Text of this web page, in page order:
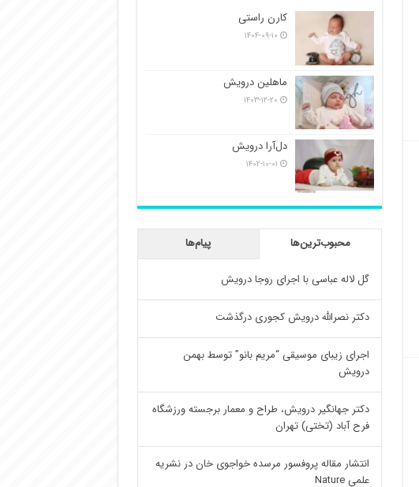
کارن راستی
۱۴۰۴-۰۹-۱۰
ماهلین درویش
۱۴۰۳-۱۲-۲۰
دل‌آرا درویش
۱۴۰۲-۱۰-۰۱
محبوب‌ترین‌ها پیام‌ها
گل لاله عباسی با اجرای روجا درویش
دکتر نصرالله درویش کجوری درگذشت
اجرای زیبای موسیقی “مریم بانو” توسط بهمن
درویش
دکتر جهانگیر درویش، طراح و معمار برجسته ورزشگاه
فرح آباد (تختی) تهران
انتشار مقاله پروفسور مرسده خواجوی خان در نشریه
علمی Nature